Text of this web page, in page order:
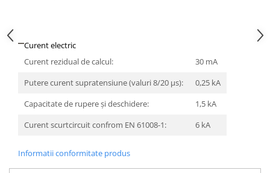
Curent electric
Curent rezidual de calcul:
30 mA
Putere curent supratensiune (valuri 8/20 μs):
0,25 kA
Capacitate de rupere și deschidere:
1,5 kA
Curent scurtcircuit confrom EN 61008-1:
6 kA
Informatii conformitate produs